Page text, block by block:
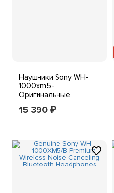
Наушники Sony WH-
1000xm5-
Оригинальные
запасные части Sony -
Часть шарнирного
15 390 ₽